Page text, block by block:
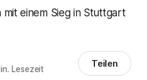
einem Sieg in Stuttgart
Lesezeit Teilen